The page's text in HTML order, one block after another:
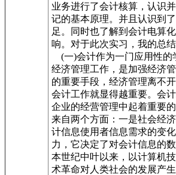
业务进行了会计核算，认识
记的基本原理。并且认识到
足。同时也了解到会计电算
响。对于此次实习，我的总结
(一)会计作为一门应用性的
经济管理工作，是加强经济
的重要手段，经济管理离不
会计工作就显得越重要。会
企业的经营管理中起着重要
来自两个方面：一是社会经
计信息使用者信息需求的变
力，它决定了对会计信息的
本世纪中叶以来，以计算机
术革命对人类社会的发展产